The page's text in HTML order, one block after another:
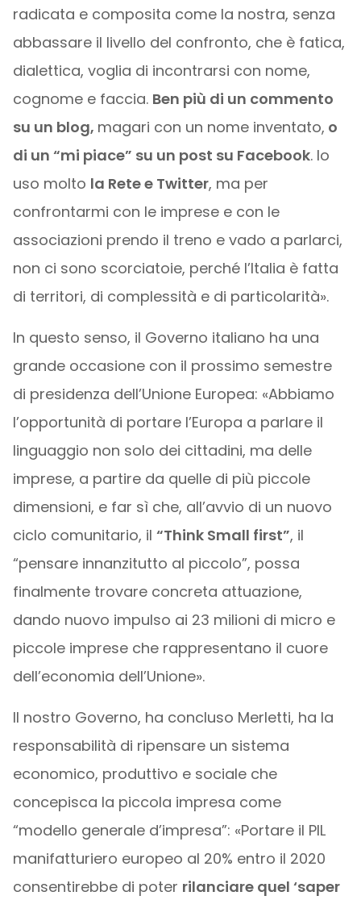
radicata e composita come la nostra, senza
abbassare il livello del confronto, che è fatica,
dialettica, voglia di incontrarsi con nome,
cognome e faccia. Ben più di un commento
su un blog, magari con un nome inventato, o
di un “mi piace” su un post su Facebook. Io
uso molto la Rete e Twitter, ma per
confrontarmi con le imprese e con le
associazioni prendo il treno e vado a parlarci,
non ci sono scorciatoie, perché l’Italia è fatta
di territori, di complessità e di particolarità».
In questo senso, il Governo italiano ha una
grande occasione con il prossimo semestre
di presidenza dell’Unione Europea: «Abbiamo
l’opportunità di portare l’Europa a parlare il
linguaggio non solo dei cittadini, ma delle
imprese, a partire da quelle di più piccole
dimensioni, e far sì che, all’avvio di un nuovo
ciclo comunitario, il “Think Small first”, il
“pensare innanzitutto al piccolo”, possa
finalmente trovare concreta attuazione,
dando nuovo impulso ai 23 milioni di micro e
piccole imprese che rappresentano il cuore
dell’economia dell’Unione».
Il nostro Governo, ha concluso Merletti, ha la
responsabilità di ripensare un sistema
economico, produttivo e sociale che
concepisca la piccola impresa come
“modello generale d’impresa”: «Portare il PIL
manifatturiero europeo al 20% entro il 2020
consentirebbe di poter rilanciare quel ‘saper